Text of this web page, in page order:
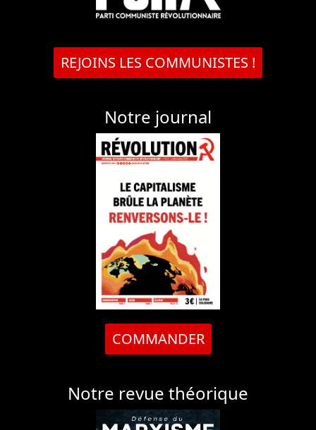
REJOINS LES COMMUNISTES !
Notre journal
COMMANDER
Notre revue théorique